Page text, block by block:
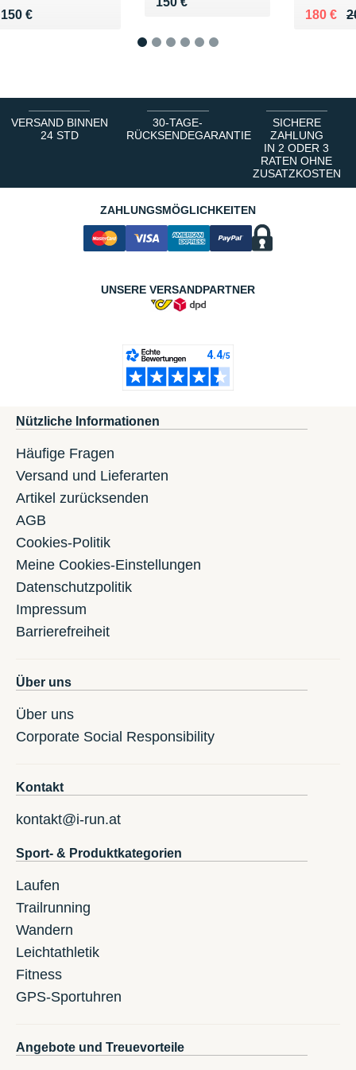
150 €
Vendu 150 € Au lieu
180 €
Vendu
VERSAND BINNEN
24 STD
30-TAGE-
RÜCKSENDEGARANTIE
SICHERE
ZAHLUNG
IN 2 ODER 3
RATEN OHNE
ZUSATZKOSTEN
ZAHLUNGSMÖGLICHKEITEN
UNSERE VERSANDPARTNER
Nützliche Informationen
Häufige Fragen
Versand und Lieferarten
Artikel zurücksenden
AGB
Cookies-Politik
Meine Cookies-Einstellungen
Datenschutzpolitik
Impressum
Barrierefreiheit
Über uns
Über uns
Corporate Social Responsibility
Kontakt
kontakt@i-run.at
Sport- & Produktkategorien
Laufen
Trailrunning
Wandern
Leichtathletik
Fitness
GPS-Sportuhren
Angebote und Treuevorteile